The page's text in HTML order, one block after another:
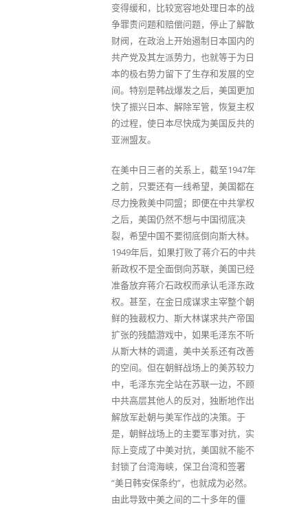
变得缓和，比较宽容地处理日本的战
争罪责问题和赔偿问题，停止了解散
财阀，在政治上开始遏制日本国内的
共产党及其左派势力，也就等于为日
本的极右势力留下了生存和发展的空
间。特别是韩战爆发之后，美国更加
快了振兴日本、解除军管，恢复主权
的过程，使日本尽快成为美国反共的
亚洲盟友。
在美中日三者的关系上，截至1947年
之前，只要还有一线希望，美国都在
尽力挽救美中同盟；即便在中共掌权
之后，美国仍然不想与中国彻底决
裂，希望中国不要彻底倒向斯大林。
1949年后，如果打败了蒋介石的中共
新政权不是全面倒向苏联，美国已经
准备放弃蒋介石政权而承认毛泽东政
权。甚至，在金日成谋求主宰整个朝
鲜的独裁权力、斯大林谋求共产帝国
扩张的残酷游戏中，如果毛泽东不听
从斯大林的调遣，美中关系还有改善
的空间。但在朝鲜战场上的美苏较力
中，毛泽东完全站在苏联一边，不顾
中共高层其他人的反对，独断地作出
解放军赴朝与美军作战的决策。于
是，朝鲜战场上的主要军事对抗，实
际上变成了中美对抗，美国就不能不
封锁了台湾海峡，保卫台湾和签署
“美日韩安保条约”，也就成为必然。
由此导致中美之间的二十多年的僵